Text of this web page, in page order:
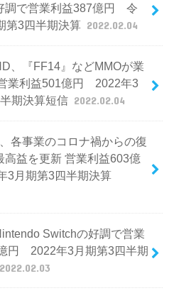
調で営業利益387億円 令
第3四半期決算 2022.02.04
、『FF14』などMMOが業
業利益501億円 2022年3
期決算短信 2022.02.04
各事業のコロナ禍からの復
高益を更新 営業利益603億
月期第3四半期決算
Switchの好調で営業
円 2022年3月期第3四半期
2022.02.03